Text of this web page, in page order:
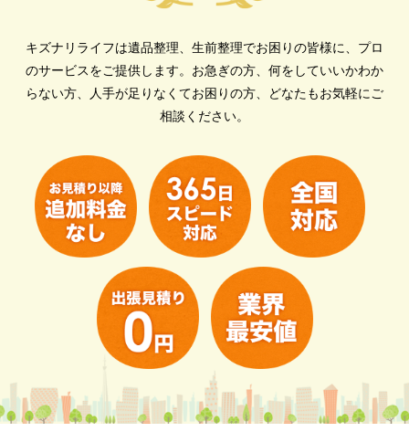
キズナリライフは遺品整理、生前整理でお困りの皆様に、プロ
のサービスをご提供します。 お急ぎの方、何をしていいかわか
らない方、人手が足りなくてお困りの方、どなたもお気軽にご
相談ください。